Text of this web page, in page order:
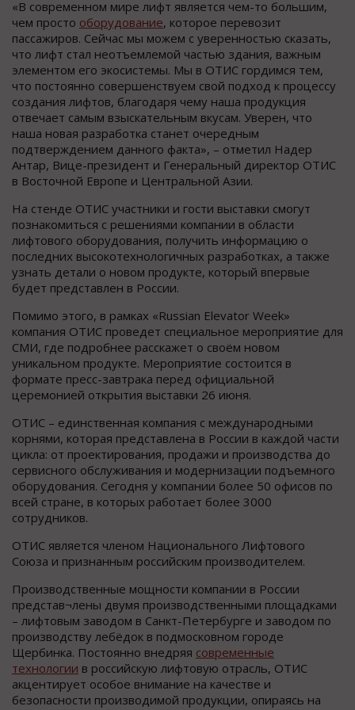
«В современном мире лифт является чем-то большим,
чем просто оборудование, которое перевозит
пассажиров. Сейчас мы можем с уверенностью сказать,
что лифт стал неотъемлемой частью здания, важным
элементом его экосистемы. Мы в ОТИС гордимся тем,
что постоянно совершенствуем свой подход к процессу
создания лифтов, благодаря чему наша продукция
отвечает самым взыскательным вкусам. Уверен, что
наша новая разработка станет очередным
подтверждением данного факта», – отметил Надер
Антар, Вице-президент и Генеральный директор ОТИС
в Восточной Европе и Центральной Азии.
На стенде ОТИС участники и гости выставки смогут
познакомиться с решениями компании в области
лифтового оборудования, получить информацию о
последних высокотехнологичных разработках, а также
узнать детали о новом продукте, который впервые
будет представлен в России.
Помимо этого, в рамках «Russian Elevator Week»
компания ОТИС проведет специальное мероприятие для
СМИ, где подробнее расскажет о своём новом
уникальном продукте. Мероприятие состоится в
формате пресс-завтрака перед официальной
церемонией открытия выставки 26 июня.
ОТИС – единственная компания с международными
корнями, которая представлена в России в каждой части
цикла: от проектирования, продажи и производства до
сервисного обслуживания и модернизации подъемного
оборудования. Сегодня у компании более 50 офисов по
всей стране, в которых работает более 3000
сотрудников.
ОТИС является членом Национального Лифтового
Союза и признанным российским производителем.
Производственные мощности компании в России
представ¬лены двумя производственными площадками
– лифтовым заводом в Санкт-Петербурге и заводом по
производству лебёдок в подмосковном городе
Щербинка. Постоянно внедряя современные
технологии в российскую лифтовую отрасль, ОТИС
акцентирует особое внимание на качестве и
безопасности производимой продукции, опираясь на